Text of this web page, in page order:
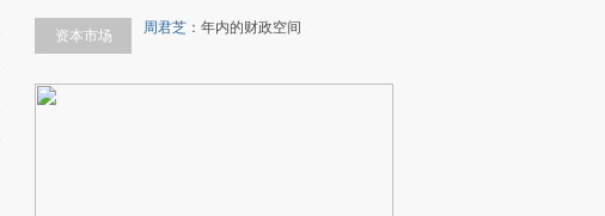
资本市场 周君芝 ： 年内的财政空间